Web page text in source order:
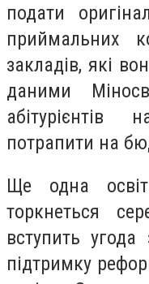
подати
приймальних
закладів, які
даними
абітурієнтів
потрапити на
Ще одна
торкнеться
вступить
підтримку